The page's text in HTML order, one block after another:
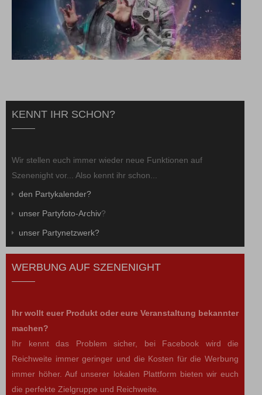
KENNT IHR SCHON?
Wir stellen euch immer wieder neue Funktionen auf
Szenenight vor... Also kennt ihr schon...
den Partykalender?
unser Partyfoto-Archiv?
unser Partynetzwerk?
WERBUNG AUF SZENENIGHT
Ihr wollt euer Produkt oder eure Veranstaltung bekannter
machen?
Ihr kennt das Problem sicher, bei Facebook wird die
Reichweite immer geringer und die Kosten für die Werbung
immer höher. Auf unserer lokalen Plattform bieten wir euch
die perfekte Zielgruppe und Reichweite.